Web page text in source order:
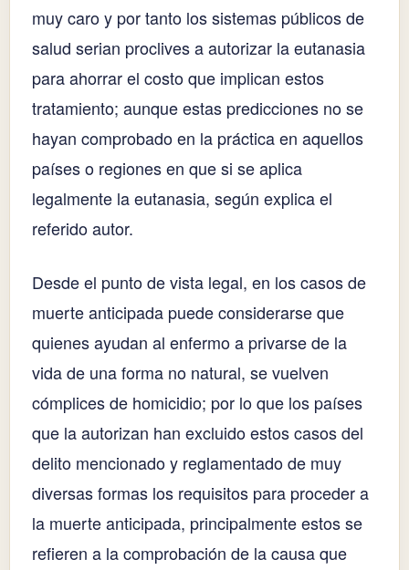
muy caro y por tanto los sistemas públicos de
salud serian proclives a autorizar la eutanasia
para ahorrar el costo que implican estos
tratamiento; aunque estas predicciones no se
hayan comprobado en la práctica en aquellos
países o regiones en que si se aplica
legalmente la eutanasia, según explica el
referido autor.
Desde el punto de vista legal, en los casos de
muerte anticipada puede considerarse que
quienes ayudan al enfermo a privarse de la
vida de una forma no natural, se vuelven
cómplices de homicidio; por lo que los países
que la autorizan han excluido estos casos del
delito mencionado y reglamentado de muy
diversas formas los requisitos para proceder a
la muerte anticipada, principalmente estos se
refieren a la comprobación de la causa que